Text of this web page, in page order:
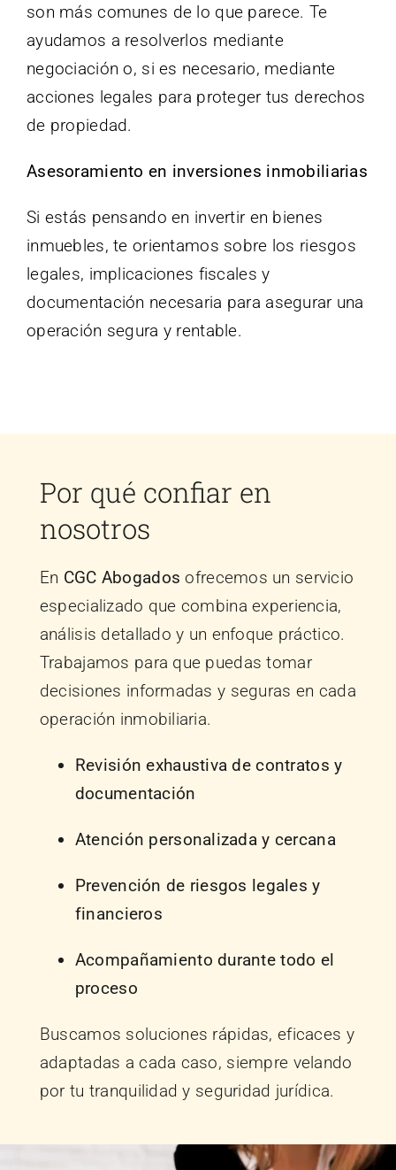
son más comunes de lo que parece. Te
ayudamos a resolverlos mediante
negociación o, si es necesario, mediante
acciones legales para proteger tus derechos
de propiedad.
Asesoramiento en inversiones inmobiliarias
Si estás pensando en invertir en bienes
inmuebles, te orientamos sobre los riesgos
legales, implicaciones fiscales y
documentación necesaria para asegurar una
operación segura y rentable.
Por qué confiar en
nosotros
En CGC Abogados ofrecemos un servicio
especializado que combina experiencia,
análisis detallado y un enfoque práctico.
Trabajamos para que puedas tomar
decisiones informadas y seguras en cada
operación inmobiliaria.
Revisión exhaustiva de contratos y
documentación
Atención personalizada y cercana
Prevención de riesgos legales y
financieros
Acompañamiento durante todo el
proceso
Buscamos soluciones rápidas, eficaces y
adaptadas a cada caso, siempre velando
por tu tranquilidad y seguridad jurídica.